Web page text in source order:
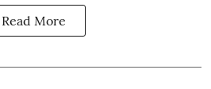
Read More